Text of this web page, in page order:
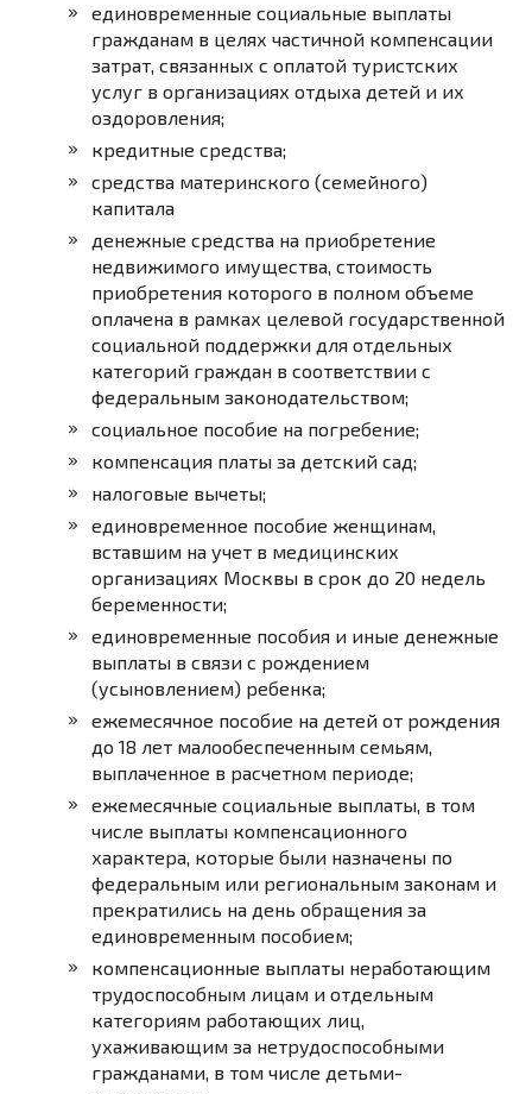
единовременные социальные выплаты
гражданам в целях частичной компенсации
затрат, связанных с оплатой туристских
услуг в организациях отдыха детей и их
оздоровления;
кредитные средства;
средства материнского (семейного)
капитала
денежные средства на приобретение
недвижимого имущества, стоимость
приобретения которого в полном объеме
оплачена в рамках целевой государственной
социальной поддержки для отдельных
категорий граждан в соответствии с
федеральным законодательством;
социальное пособие на погребение;
компенсация платы за детский сад;
налоговые вычеты;
единовременное пособие женщинам,
вставшим на учет в медицинских
организациях Москвы в срок до 20 недель
беременности;
единовременные пособия и иные денежные
выплаты в связи с рождением
(усыновлением) ребенка;
ежемесячное пособие на детей от рождения
до 18 лет малообеспеченным семьям,
выплаченное в расчетном периоде;
ежемесячные социальные выплаты, в том
числе выплаты компенсационного
характера, которые были назначены по
федеральным или региональным законам и
прекратились на день обращения за
единовременным пособием;
компенсационные выплаты неработающим
трудоспособным лицам и отдельным
категориям работающих лиц,
ухаживающим за нетрудоспособными
гражданами, в том числе детьми-